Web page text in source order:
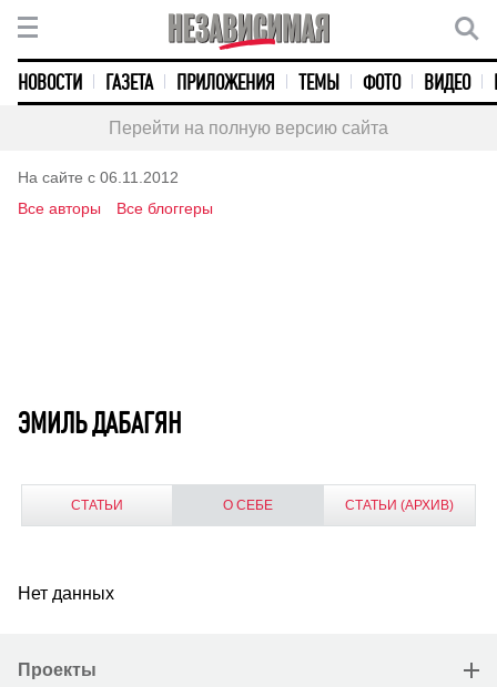
НОВОСТИ ГАЗЕТА ПРИЛОЖЕНИЯ ТЕМЫ ФОТО ВИДЕО
Перейти на полную версию сайта
На сайте с 06.11.2012
Все авторы
Все блоггеры
ЭМИЛЬ ДАБАГЯН
СТАТЬИ О СЕБЕ СТАТЬИ (АРХИВ)
Нет данных
Проекты